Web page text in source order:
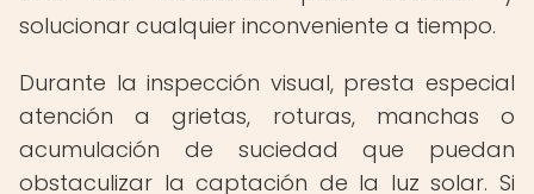
solucionar cualquier inconveniente a tiempo.
Durante la inspección visual, presta especial
atención a grietas, roturas, manchas o
acumulación de suciedad que puedan
obstaculizar la captación de la luz solar. Si